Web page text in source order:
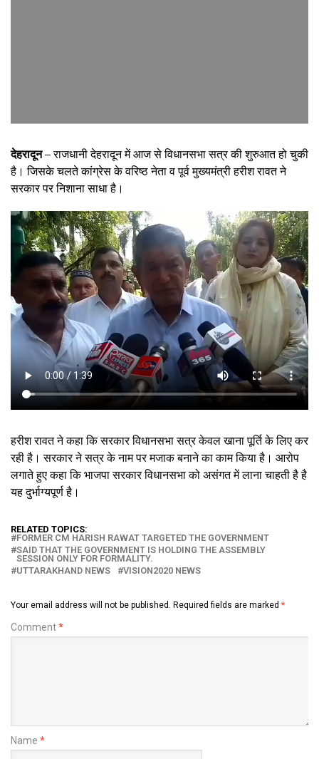
देहरादून –राजधानी देहरादून में आज से विधानसभा सत्र की शुरुआत हो चुकी
है। जिसके चलते कांग्रेस के वरिष्ठ नेता व पूर्व मुख्यमंत्री हरीश रावत ने
सरकार पर निशाना साधा है।
हरीश रावत ने कहा कि सरकार विधानसभा सत्र केवल खाना पूर्ति के लिए कर
रही है। सरकार ने सत्र के नाम पर मजाक बनाने का काम किया है। आरोप
लगाते हुए कहा कि भाजपा सरकार विधानसभा को असंगत में लाना चाहती है है
यह दुर्भाग्यपूर्ण है।
RELATED TOPICS:
FORMER CM HARISH RAWAT TARGETED THE GOVERNMENT
SAID THAT THE GOVERNMENT IS HOLDING THE ASSEMBLY
SESSION ONLY FOR FORMALITY.
UTTARAKHAND NEWS
VISION2020 NEWS
Your email address will not be published. Required fields are marked *
Comment*
Name *